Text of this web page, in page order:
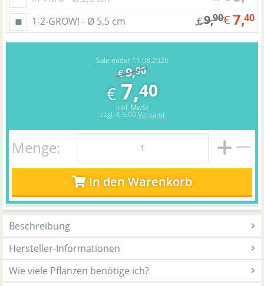
1-2-GROW! - Ø 5,5 cm €9,90€7,40
Sale endet 11.08.2026
€9,90
€ 7,40
inkl. MwSt
zzgl. € 5,90 Versand
Menge:
In den Warenkorb
Beschreibung
Hersteller-Informationen
Wie viele Pflanzen benötige ich?